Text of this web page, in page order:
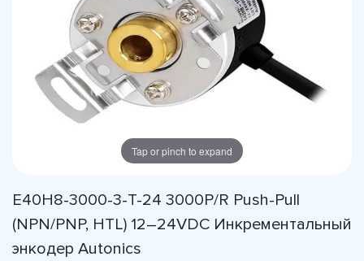
Tap or pinch to expand
E40H8-3000-3-T-24 3000P/R Push-Pull
(NPN/PNP, HTL) 12–24VDC Инкрементальный
энкодер Autonics